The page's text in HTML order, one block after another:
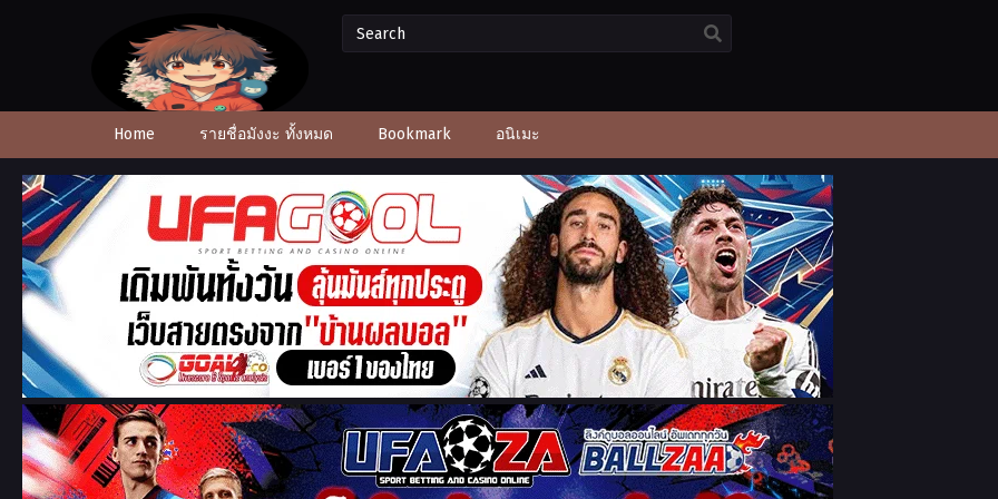
Home รายชื่อมังงะ ทั้งหมด Bookmark อนิเมะ